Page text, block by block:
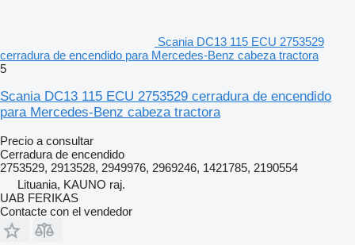
Scania DC13 115 ECU 2753529
cerradura de encendido para Mercedes-Benz cabeza tractora
5
Scania DC13 115 ECU 2753529 cerradura de encendido
para Mercedes-Benz cabeza tractora
Precio a consultar
Cerradura de encendido
2753529, 2913528, 2949976, 2969246, 1421785, 2190554
Lituania, KAUNO raj.
UAB FERIKAS
Contacte con el vendedor